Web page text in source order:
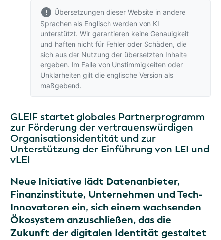
Übersetzungen dieser Website in andere
Sprachen als Englisch werden von KI
unterstützt. Wir garantieren keine Genauigkeit
und haften nicht für Fehler oder Schäden, die
sich aus der Nutzung der übersetzten Inhalte
ergeben. Im Falle von Unstimmigkeiten oder
Unklarheiten gilt die englische Version als
maßgebend.
GLEIF startet globales Partnerprogramm
zur Förderung der vertrauenswürdigen
Organisationsidentität und zur
Unterstützung der Einführung von LEI und
vLEI
Neue Initiative lädt Datenanbieter,
Finanzinstitute, Unternehmen und Tech-
Innovatoren ein, sich einem wachsenden
Ökosystem anzuschließen, das die
Zukunft der digitalen Identität gestaltet